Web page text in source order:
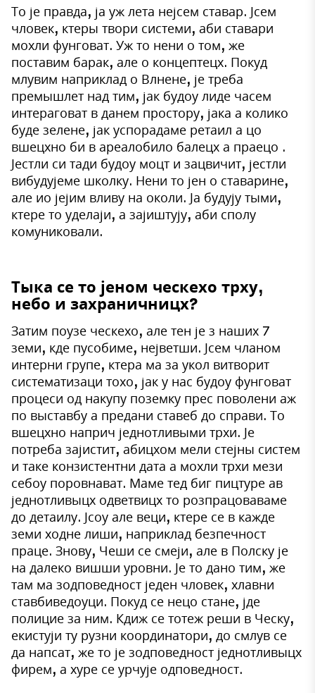
То је правда, ја уж лета нејсем ставар. Јсем
чловек, ктеры твори системи, аби ставари
мохли фунговат. Уж то нени о том, же
поставим барак, але о концептецх. Покуд
млувим наприклад о Влнене, је треба
премышлет над тим, јак будоу лиде часем
интераговат в данем простору, јака а колико
буде зелене, јак успорадаме ретаил а цо
вшецхно би в ареалобило балецх а праецо .
Јестли си тади будоу моцт и зацвичит, јестли
вибудујеме школку. Нени то јен о ставарине,
але ио јејим вливу на околи. Ја будују тыми,
ктере то уделаји, а зајиштују, аби сполу
комуниковали.
Тыка се то јеном ческехо трху,
небо и захраничницх?
Затим поузе ческехо, але тен је з наших 7
земи, кде пусобиме, нејветши. Јсем чланом
интерни групе, ктера ма за укол витворит
систематизаци тохо, јак у нас будоу фунговат
процеси од накупу поземку прес поволени аж
по выставбу а предани ставеб до справи. То
вшецхно наприч једнотливыми трхи. Је
потреба зајистит, абицхом мели стејны систем
и таке конзистентни дата а мохли трхи мези
себоу поровнават. Маме тед биг пицтуре ав
једнотливыцх одветвицх то розпрацоваваме
до детаилу. Јсоу але веци, ктере се в кажде
земи ходне лиши, наприклад безпечност
праце. Знову, Чеши се смеји, але в Полску је
на далеко вишши уровни. Је то дано тим, же
там ма зодповедност једен чловек, хлавни
ставбиведоуци. Покуд се нецо стане, јде
полицие за ним. Кдиж се тотеж реши в Ческу,
екистуји ту рузни координатори, до смлув се
да напсат, же то је зодповедност једнотливыцх
фирем, а хуре се урчује одповедност.